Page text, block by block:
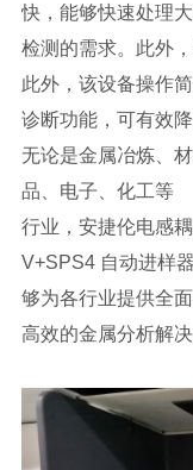
快，能够快速处理
检测的需求。此外
此外，该设备操作
诊断功能，可有效
无论是金属冶炼、
品、电子、化工等
行业，安捷伦电感
V+SPS4 自动进样
够为各行业提供全面
高效的金属分析解决